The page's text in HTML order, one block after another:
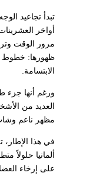
تبدأ تجاعيد
أواخر
مرور الوقت
ظهورها: خطوط
الابتسامة.
ورغم أنها جزء
العديد من
مظهر ناعم
في هذا
ألمانيا حلولاً
على إرخاء